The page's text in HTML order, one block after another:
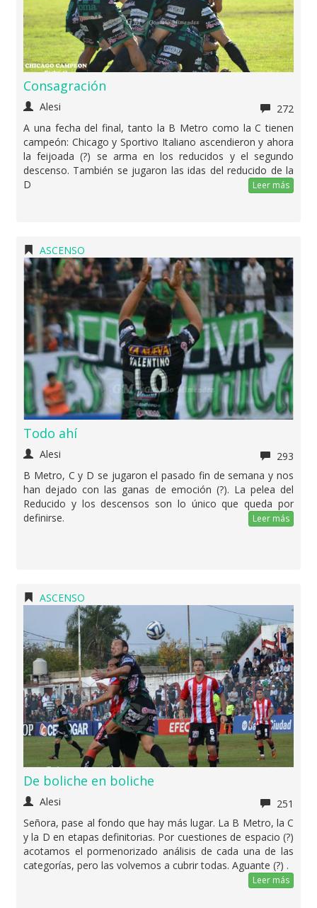
Consagración
Alesi
272
A una fecha del final, tanto la B Metro como la C tienen
campeón: Chicago y Sportivo Italiano ascendieron y ahora
la feijoada (?) se arma en los reducidos y el segundo
descenso. También se jugaron las idas del reducido de la
D
Leer más
ASCENSO
Todo ahí
Alesi
293
B Metro, C y D se jugaron el pasado fin de semana y nos
han dejado con las ganas de emoción (?). La pelea del
Reducido y los descensos son lo único que queda por
definirse.
Leer más
ASCENSO
De boliche en boliche
Alesi
251
Señora, pase al fondo que hay más lugar. La B Metro, la C
y la D en etapas definitorias. Por cuestiones de espacio (?)
acotamos el pormenorizado análisis de cada una de las
categorías, pero las volvemos a cubrir todas. Aguante (?) .
Leer más